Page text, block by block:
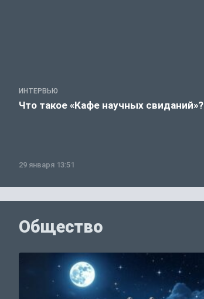
ИНТЕРВЬЮ
Что такое «Кафе научных свиданий»?
29 января 13:51
Общество